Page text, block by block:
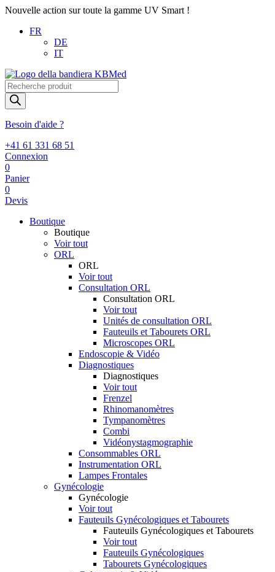
Nouvelle action sur toute la gamme UV Smart !
FR
DE
IT
Recherche
de
produits
Besoin d'aide ?
+41 61 331 68 51
Connexion
0
Panier
0
Devis
Boutique
Boutique
Voir tout
ORL
ORL
Voir tout
Consultation ORL
Consultation ORL
Voir tout
Unités de consultation ORL
Fauteuils et Tabourets ORL
Microscopes ORL
Endoscopie & Vidéo
Diagnostiques
Diagnostiques
Voir tout
Frenzel
Rhinomanomètres
Tympanomètres
Combi
Vidéonystagmographie
Consommables ORL
Instrumentation ORL
Lampes Frontales
Gynécologie
Gynécologie
Voir tout
Fauteuils Gynécologiques et Tabourets
Fauteuils Gynécologiques et Tabourets
Voir tout
Fauteuils Gynécologiques
Tabourets Gynécologiques